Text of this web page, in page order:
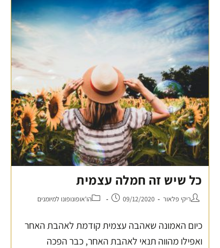
כל שיש זה חמלה עצמית
ריקי פלאור 09/12/2020 הו'אופונופונו למיומנים
כיום האמונה שאהבה עצמית קודמת לאהבת האחר
ואפילו מהווה תנאי לאהבת האחר, כבר הפכה